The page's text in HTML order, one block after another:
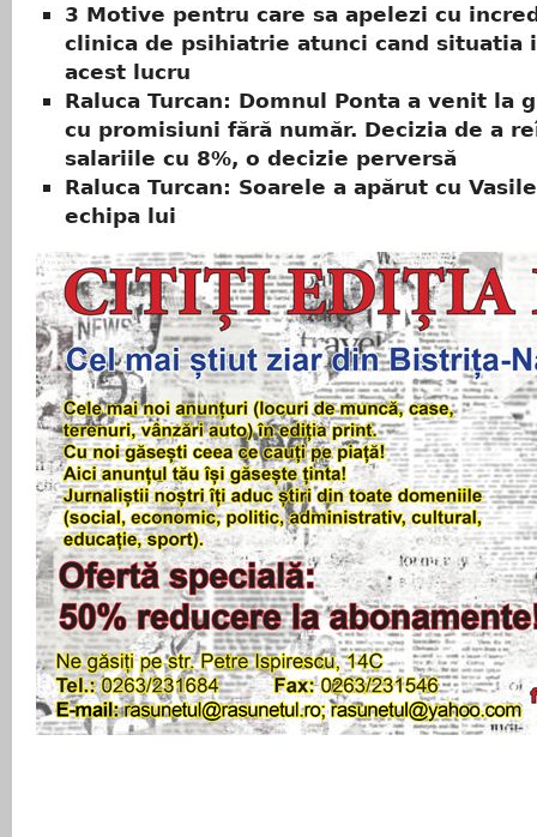
3 Motive pentru care sa apelezi cu
clinica de psihiatrie atunci cand situatia
acest lucru
Raluca Turcan: Domnul Ponta a venit la
cu promisiuni fără număr. Decizia de a
salariile cu 8%, o decizie perversă
Raluca Turcan: Soarele a apărut cu
echipa lui